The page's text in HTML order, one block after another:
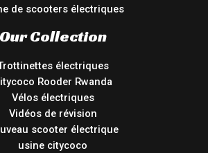
de scooters électriques
Our Collection
électriques
Rooder Rwanda
Vélos électriques
Vidéos de révision
scooter électrique
usine citycoco